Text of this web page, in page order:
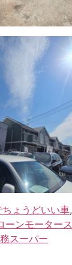
ょうどいい車,
ーンモータース
スーパー